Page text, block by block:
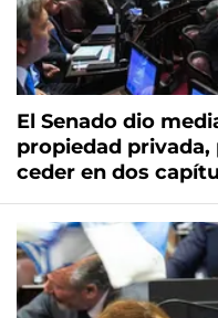
El Senado dio
propiedad privada,
ceder en dos